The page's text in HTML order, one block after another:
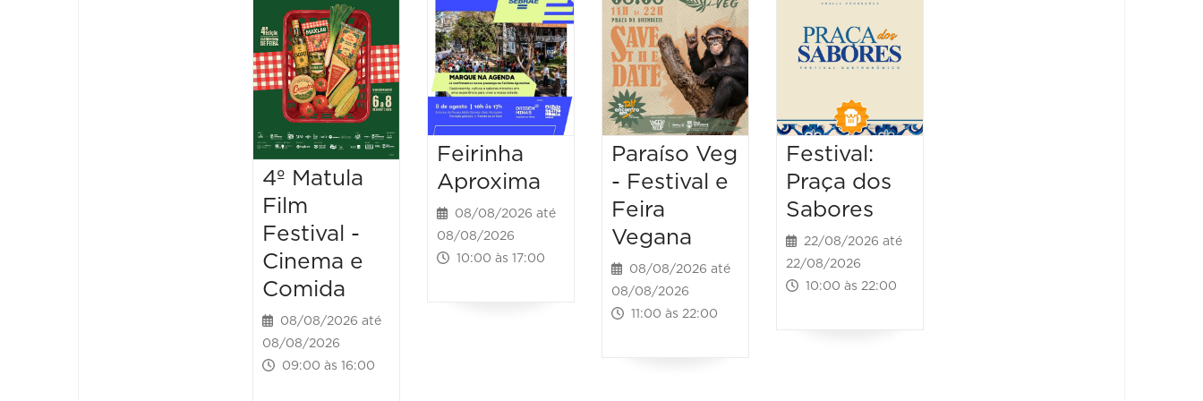
4º Matula
Film
Festival -
Cinema e
Comida
08/08/2026 até
08/08/2026
09:00 às 16:00
Feirinha
Aproxima
08/08/2026 até
08/08/2026
10:00 às 17:00
Paraíso Veg
- Festival e
Feira
Vegana
08/08/2026 até
08/08/2026
11:00 às 22:00
Festival:
Praça dos
Sabores
22/08/2026 até
22/08/2026
10:00 às 22:00